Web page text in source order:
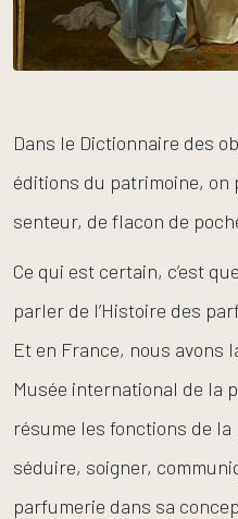
Dans le Dictionnaire des
éditions du patrimoine, on
senteur, de flacon de
Ce qui est certain, c’est
parler de l’Histoire des
Et en France, nous avons
Musée international de la
résume les fonctions de
séduire, soigner,
parfumerie dans sa